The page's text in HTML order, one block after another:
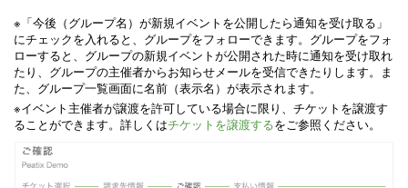
※「今後（グループ名）が新規イベントを公開したら通知を受け取る」
にチェックを入れると、グループをフォローできます。グループをフォ
ローすると、グループの新規イベントが公開された時に通知を受け取れ
たり、グループの主催者からお知らせメールを受信できたりします。ま
た、グループ一覧画面に名前（表示名）が表示されます。
※イベント主催者が譲渡を許可している場合に限り、チケットを譲渡す
ることができます。詳しくはチケットを譲渡するをご参照ください。